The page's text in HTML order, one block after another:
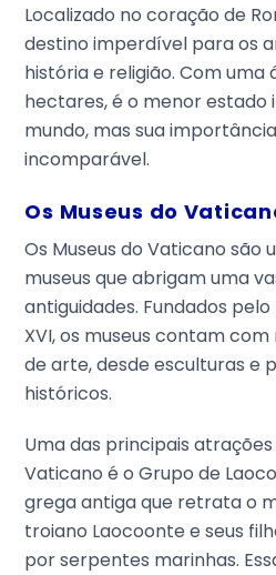
Localizado no coração de
destino imperdível para os
história e religião. Com uma
hectares, é o menor estado
mundo, mas sua
incomparável.
Os Museus do
Os Museus do Vaticano são
museus que abrigam uma
antiguidades. Fundados
XVI, os museus contam
de arte, desde esculturas e
históricos.
Uma das principais atrações
Vaticano é o Grupo de
grega antiga que retrata o
troiano Laocoonte e seus
por serpentes marinhas.